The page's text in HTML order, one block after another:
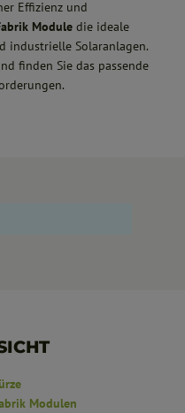
Effizienz und
Module die ideale
industrielle Solaranlagen.
finden Sie das passende
Modulen